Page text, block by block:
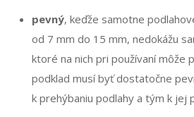
pevný, keďže samotne
od 7 mm do 15 mm, nedokážu
ktoré na nich pri používaní môže
podklad musí byť dostatočne
k prehýbaniu podlahy a tým k jej